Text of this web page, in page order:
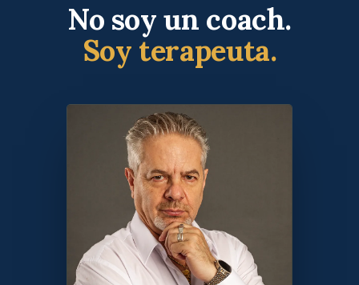
No soy un coach.
Soy terapeuta.